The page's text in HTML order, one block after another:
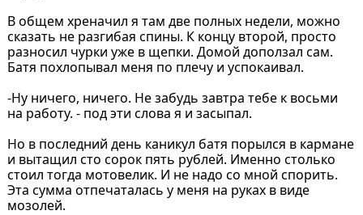
В общем хреначил я там две полных недели, можно
сказать не разгибая спины. К концу второй, просто
разносил чурки уже в щепки. Домой доползал сам.
Батя похлопывал меня по плечу и успокаивал.
-Ну ничего, ничего. Не забудь завтра тебе к восьми
на работу. - под эти слова я и засыпал.
Но в последний день каникул батя порылся в кармане
и вытащил сто сорок пять рублей. Именно столько
стоил тогда мотовелик. И не надо со мной спорить.
Эта сумма отпечаталась у меня на руках в виде
мозолей.